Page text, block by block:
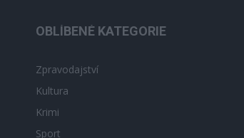
OBLÍBENÉ KATEGORIE
Zpravodajství
Kultura
Krimi
Sport